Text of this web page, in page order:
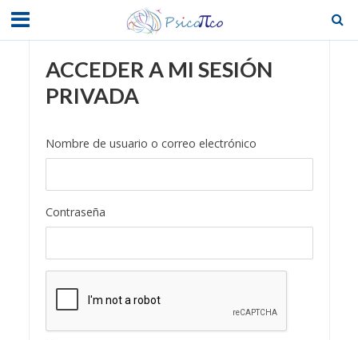
ACCEDER A MI SESIÓN
PRIVADA
Nombre de usuario o correo electrónico
Contraseña